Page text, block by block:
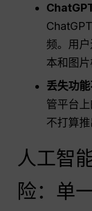
频。用
本和图
丢失功能
管平台
不打算
人工智
险：单